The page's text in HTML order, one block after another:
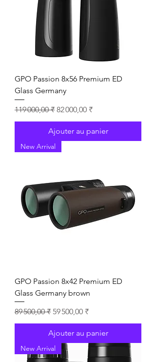
GPO Passion 8x56 Premium ED
Glass Germany
Prix original
119 000,00 ₹ Prix promotionnel
82 000,00 ₹
Ajouter au panier
New Arrival
GPO Passion 8x42 Premium ED
Glass Germany brown
Prix original
89 500,00 ₹ Prix promotionnel
59 500,00 ₹
Ajouter au panier
New Arrival